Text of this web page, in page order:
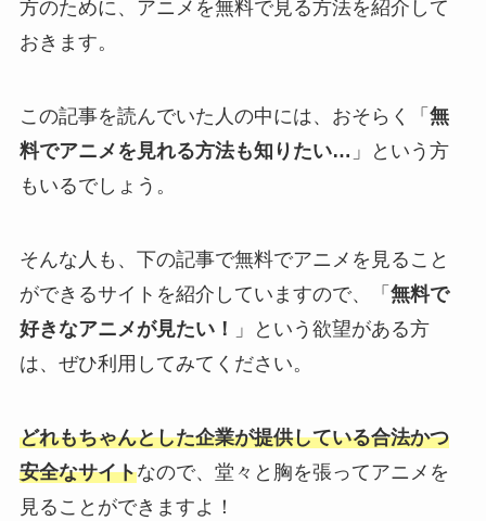
方のために、アニメを無料で見る方法を紹介して
おきます。
この記事を読んでいた人の中には、おそらく「 無
料でアニメを見れる方法も知りたい… 」という方
もいるでしょう。
そんな人も、下の記事で無料でアニメを見ること
ができるサイトを紹介していますので、「 無料で
好きなアニメが見たい！
」という欲望がある方
は、ぜひ利用してみてください。
どれもちゃんとした企業が提供している合法かつ
安全なサイトなので、堂々と胸を張ってアニメを
見ることができますよ！